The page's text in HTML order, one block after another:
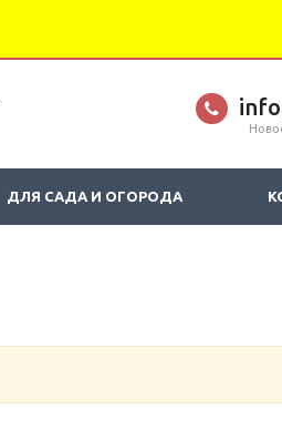
ДЛЯ САДА И ОГОРОДА